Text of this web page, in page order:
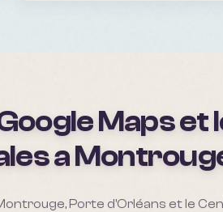
Maps et
a
Porte d'Orléans et le